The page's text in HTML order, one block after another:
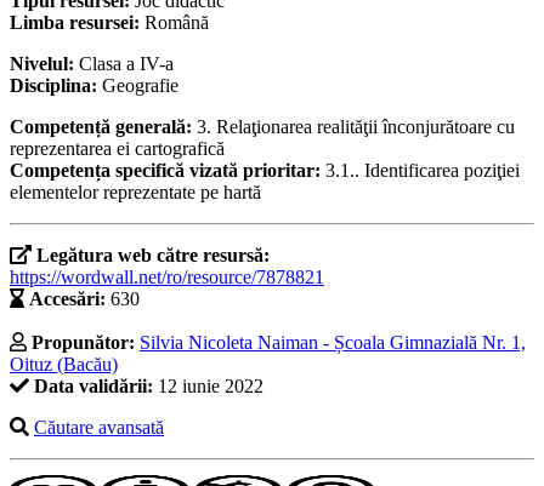
Limba resursei: Română
Nivelul: Clasa a IV-a
Disciplina: Geografie
Competență generală: 3. Relaţionarea realităţii înconjurătoare cu
reprezentarea ei cartografică
Competența specifică vizată prioritar: 3.1.. Identificarea poziţiei
elementelor reprezentate pe hartă
Legătura web către resursă:
https://wordwall.net/ro/resource/7878821
Accesări: 630
Propunător: Silvia Nicoleta Naiman - Școala Gimnazială Nr. 1,
Oituz (Bacău)
Data validării: 12 iunie 2022
Căutare avansată